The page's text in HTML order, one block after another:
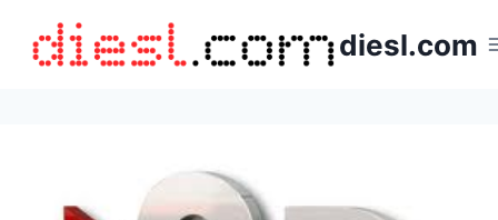
contenido
diesl.com